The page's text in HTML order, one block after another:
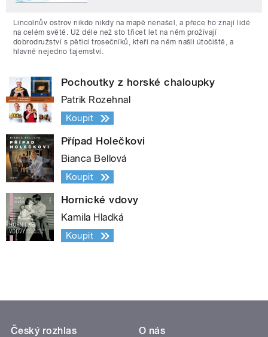
Lincolnův ostrov nikdo nikdy na mapě nenašel, a přece ho znají lidé
na celém světě. Už déle než sto třicet let na něm prožívají
dobrodružství s pěticí trosečníků, kteří na něm našli útočiště, a
hlavně nejedno tajemství.
Pochoutky z horské chaloupky
Patrik Rozehnal
Koupit
Případ Holečkovi
Bianca Bellová
Koupit
Hornické vdovy
Kamila Hladká
Koupit
Český rozhlas
O nás